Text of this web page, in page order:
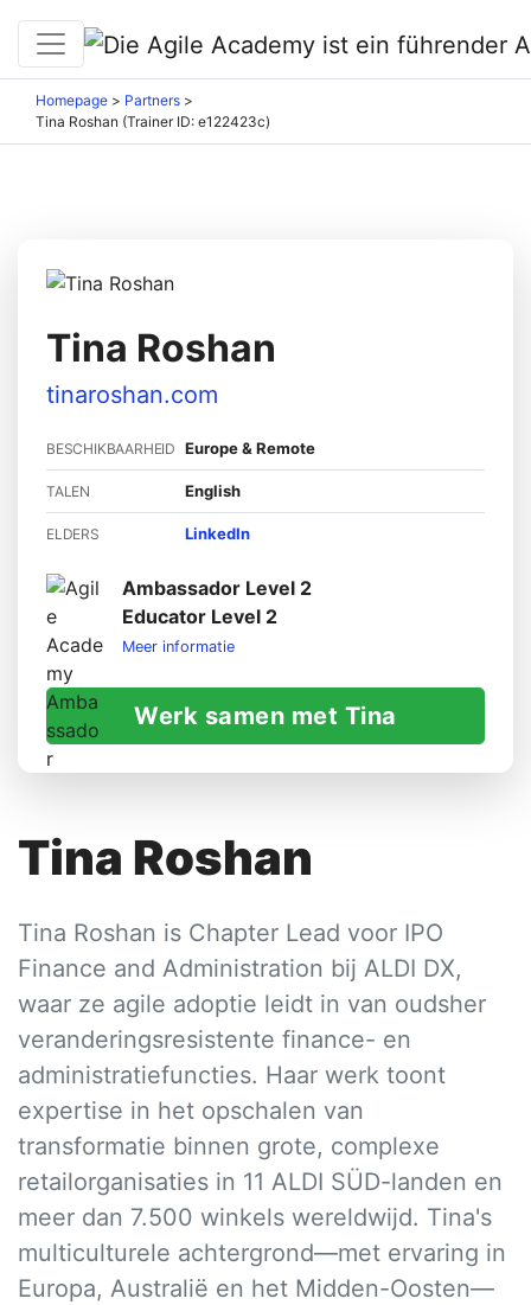
Homepage > Partners >
Tina Roshan (Trainer ID: e122423c)
Tina Roshan
tinaroshan.com
BESCHIKBAARHEID Europe & Remote
TALEN English
ELDERS LinkedIn
Ambassador Level 2
Educator Level 2
Meer informatie
Werk samen met Tina
Tina Roshan
Tina Roshan is Chapter Lead voor IPO
Finance and Administration bij ALDI DX,
waar ze agile adoptie leidt in van oudsher
veranderingsresistente finance- en
administratiefuncties. Haar werk toont
expertise in het opschalen van
transformatie binnen grote, complexe
retailorganisaties in 11 ALDI SÜD-landen en
meer dan 7.500 winkels wereldwijd. Tina's
multiculturele achtergrond—met ervaring in
Europa, Australië en het Midden-Oosten—